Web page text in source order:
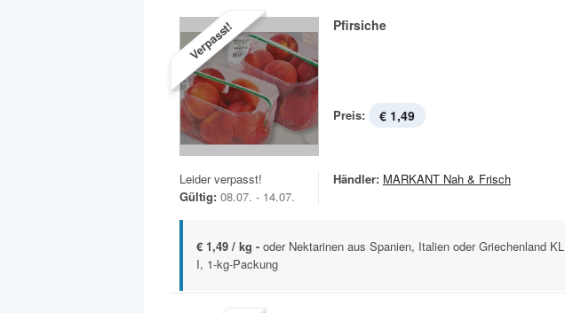
Verpasst! Pfirsiche
Preis: € 1,49
Leider verpasst!
Gültig: 08.07. - 14.07.
Händler: MARKANT Nah & Frisch
€ 1,49 / kg - oder Nektarinen aus Spanien, Italien oder Griechenland KL
I, 1-kg-Packung